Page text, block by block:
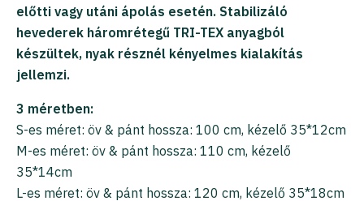
előtti vagy utáni ápolás esetén. Stabilizáló
hevederek háromrétegű TRI-TEX anyagból
készültek, nyak résznél kényelmes kialakítás
jellemzi.
3 méretben:
S-es méret: öv & pánt hossza: 100 cm, kézelő 35*12cm
M-es méret: öv & pánt hossza: 110 cm, kézelő
35*14cm
L-es méret: öv & pánt hossza: 120 cm, kézelő 35*18cm